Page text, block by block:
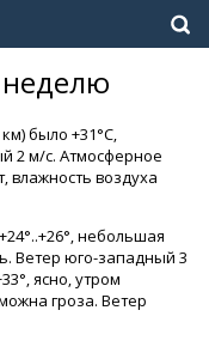
неделю
было +31°C,
2 м/с. Атмосферное
влажность воздуха
небольшая
Ветер юго-западный 3
ясно, утром
гроза. Ветер